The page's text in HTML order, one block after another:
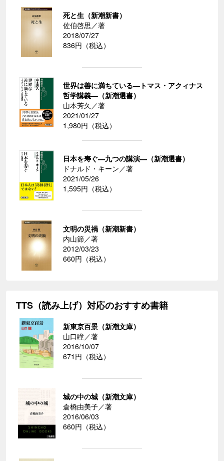
死と生（新潮新書）
佐伯啓思／著
2018/07/27
836円（税込）
世界は善に満ちている―トマス・アクィナス
哲学講義―（新潮選書）
山本芳久／著
2021/01/27
1,980円（税込）
日本を寿ぐ―九つの講演―（新潮選書）
ドナルド・キーン／著
2021/05/26
1,595円（税込）
文明の災禍（新潮新書）
内山節／著
2012/03/23
660円（税込）
TTS（読み上げ）対応のおすすめ書籍
新東京百景（新潮文庫）
山口瞳／著
2016/10/07
671円（税込）
城の中の城（新潮文庫）
倉橋由美子／著
2016/06/03
660円（税込）